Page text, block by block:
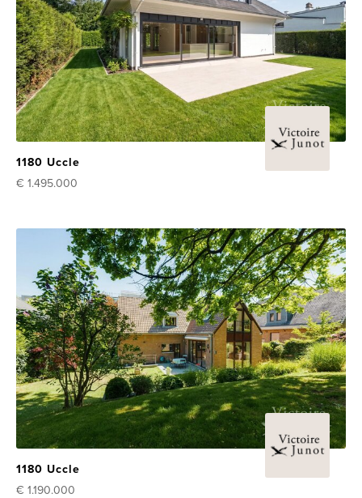
1180 Uccle
€ 1.495.000
1180 Uccle
€ 1.190.000